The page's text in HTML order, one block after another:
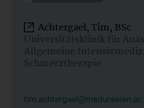
Achtergael, Tim, BSc
Universitätsklinik für
Allgemeine
Schmerztherapie